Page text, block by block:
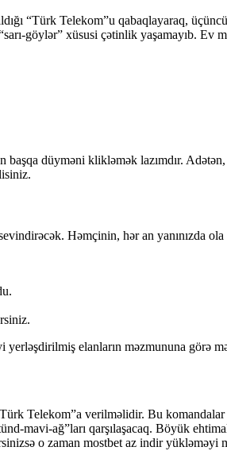
“Türk Telekom”u qabaqlayaraq,
göylər” xüsusi çətinlik yaşamayıb. Ev
başqa düyməni klikləmək lazımdır.
Həmçinin, hər an yanınızda ola
elanların məzmununa görə
Telekom”a verilməlidir. Bu
mavi-ağ”ları qarşılaşacaq. Böyük
o zaman mostbet az indir yükləməyi